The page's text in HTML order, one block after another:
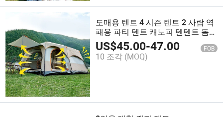
도매용 텐트 4 시즌 텐트 2 사람 역
패용 파티 텐트 캐노피 텐텐트 돔
텐트
US$45.00-47.00 FOB
10 조각 (MOQ)